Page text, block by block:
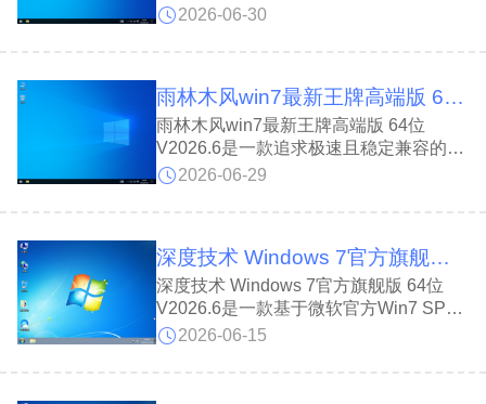
系统;深度技术 win7免激活纪念小白版 64
速度，支持软硬件在线更新，删除多余提
病毒库，确保安全且无垃圾文件，带来理
想的运行体验。
2026-06-30
雨林木风win7最新王牌高端版 64位 V2026.6
雨林木风win7最新王牌高端版 64位
V2026.6是一款追求极速且稳定兼容的系
统，雨林木风win7最新王牌高端版 64位
简优化和内存管理提升性能，独创双激活
2026-06-29
深度技术 Windows 7官方旗舰版 64位 V2026.6
深度技术 Windows 7官方旗舰版 64位
V2026.6是一款基于微软官方Win7 SP1
64位旗舰版深度定制的纯净操作系统;深
V2026.6系统集成155个安全补丁、NET
2026-06-15